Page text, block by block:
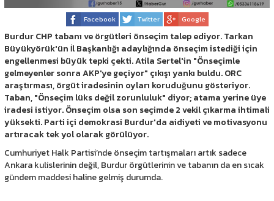
Facebook Twitter Google
Burdur CHP tabanı ve örgütleri önseçim talep ediyor. Tarkan
Büyükyörük'ün İl Başkanlığı adaylığında önseçim istediği için
engellenmesi büyük tepki çekti. Atila Sertel'in "Önseçimle
gelmeyenler sonra AKP'ye geçiyor" çıkışı yankı buldu. ORC
araştırması, örgüt iradesinin oyları koruduğunu gösteriyor.
Taban, "Önseçim lüks değil zorunluluk" diyor; atama yerine üye
iradesi istiyor. Önseçim olsa son seçimde 2 vekil çıkarma ihtimali
yüksekti. Parti içi demokrasi Burdur'da aidiyeti ve motivasyonu
artıracak tek yol olarak görülüyor.
Cumhuriyet Halk Partisi’nde önseçim tartışmaları artık sadece
Ankara kulislerinin değil, Burdur örgütlerinin ve tabanın da en sıcak
gündem maddesi haline gelmiş durumda.